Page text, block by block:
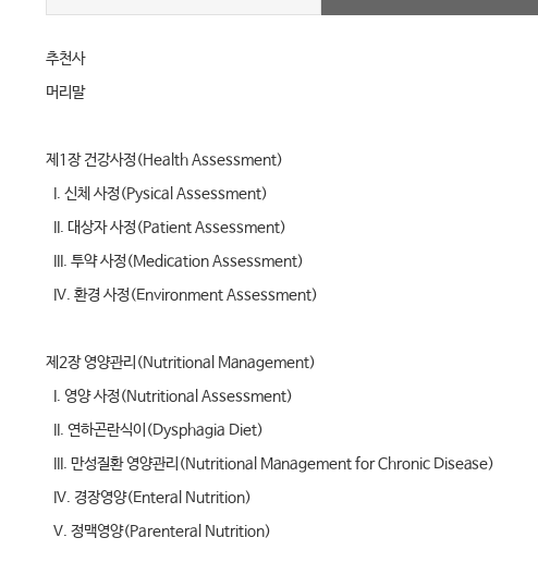
추천사
머리말
제1장 건강사정(Health Assessment)
I. 신체 사정(Pysical Assessment)
II. 대상자 사정(Patient Assessment)
III. 투약 사정(Medication Assessment)
IV. 환경 사정(Environment Assessment)
제2장 영양관리(Nutritional Management)
I. 영양 사정(Nutritional Assessment)
II. 연하곤란식이(Dysphagia Diet)
III. 만성질환 영양관리(Nutritional Management for Chronic Disease)
IV. 경장영양(Enteral Nutrition)
V. 정맥영양(Parenteral Nutrition)